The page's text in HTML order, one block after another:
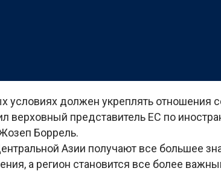
условиях должен укреплять отношения
верховный представитель ЕС по
Боррель.
Азии получают все большее
а регион становится все более